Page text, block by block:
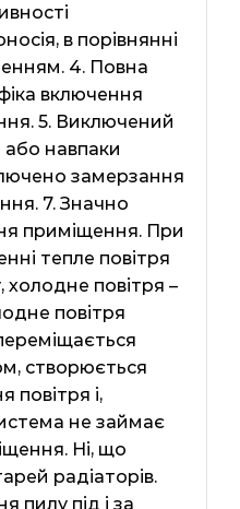
в порівнянні
4. Повна
включення
5. Виключений
або навпаки
замерзання
7. Значно
приміщення. При
тепле повітря
холодне повітря –
повітря
створюється
повітря і,
не займає
Ні, що
радіаторів.
пилу під і за